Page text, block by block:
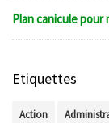
Plan canicule
Etiquettes
Action